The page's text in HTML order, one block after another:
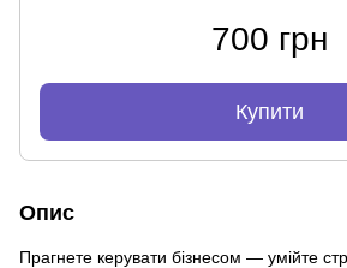
700 грн
Купити
Опис
Прагнете керувати бізнесом — умійте